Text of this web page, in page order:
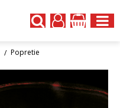
Popretie